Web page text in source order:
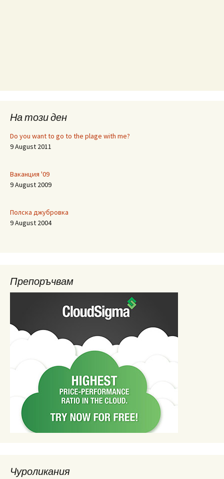
На този ден
Do you want to go to the plage with me?
9 August 2011
Ваканция '09
9 August 2009
Полска джубровка
9 August 2004
Препоръчвам
Чуроликания